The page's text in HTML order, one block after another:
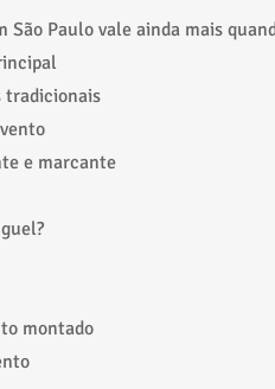
São Paulo vale ainda mais
tradicionais
e marcante
montado